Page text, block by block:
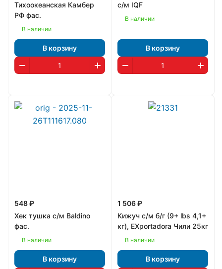
Тихоокеанская Камбер
РФ фас.
В наличии
В корзину
с/м IQF
В наличии
В корзину
548 ₽
Хек тушка с/м Baldino
фас.
В наличии
В корзину
1 506 ₽
Кижуч с/м б/г (9+ lbs 4,1+
кг), EXportadora Чили 25кг
В наличии
В корзину